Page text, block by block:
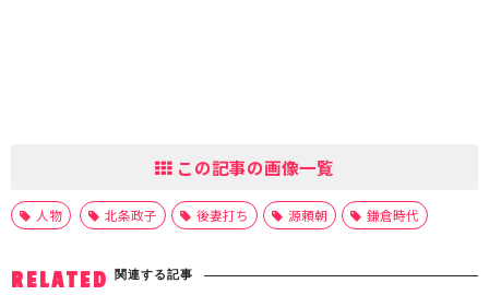
この記事の画像一覧
人物 北条政子 後妻打ち 源頼朝 鎌倉時代
RELATED 関連する記事